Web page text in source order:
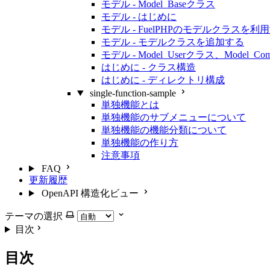
モデル - Model_Baseクラス
モデル - はじめに
モデル - FuelPHPのモデルクラスを利
モデル - モデルクラスを追加する
モデル - Model_Userクラス、
はじめに - クラス構造
はじめに - ディレクトリ構成
single-function-sample
単独機能とは
単独機能のサブメニューについて
単独機能の機能分類について
単独機能の作り方
注意事項
FAQ
更新履歴
OpenAPI 構造化ビュー
テーマの選択
目次
目次